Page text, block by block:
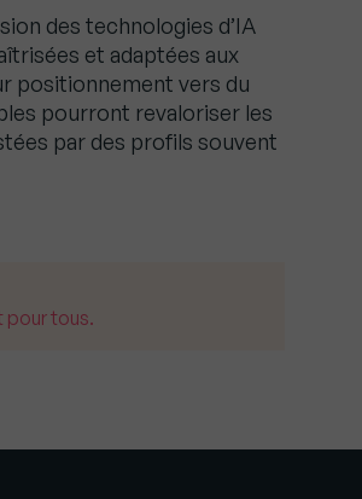
des technologies d’IA
et adaptées aux
positionnement vers du
pourront revaloriser les
par des profils souvent
tous.